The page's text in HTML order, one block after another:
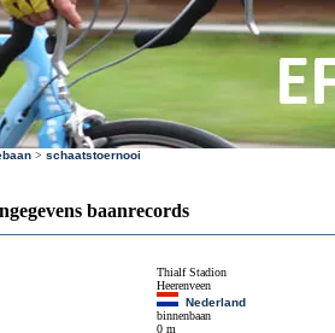
> schaatstoernooi
baanrecords
Thialf Stadion
Heerenveen
Nederland
binnenbaan
0 m